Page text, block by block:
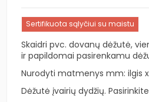
Sertifikuota sąlyčiui su maistu
Skaidri pvc. dovanų dėžutė,
ir papildomai pasirenkamu
Nurodyti matmenys mm: ilgis
Dėžutė įvairių dydžių.